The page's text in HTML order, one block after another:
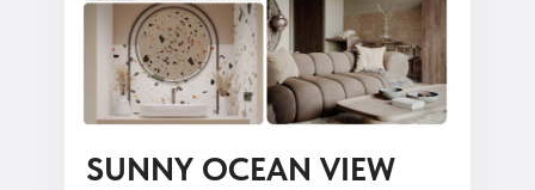
SUNNY OCEAN VIEW